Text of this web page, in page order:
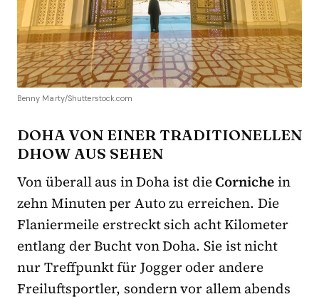
Benny Marty/Shutterstock.com
DOHA VON EINER TRADITIONELLEN
DHOW AUS SEHEN
Von überall aus in Doha ist dieCornichein
zehn Minuten per Auto zu erreichen. Die
Flaniermeile erstreckt sich acht Kilometer
entlang der Bucht von Doha. Sie ist nicht
nur Treffpunkt für Jogger oder andere
Freiluftsportler, sondern vor allem abends